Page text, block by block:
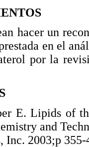
hacer un
en el
por la
E. Lipids of
and
Inc. 2003;p